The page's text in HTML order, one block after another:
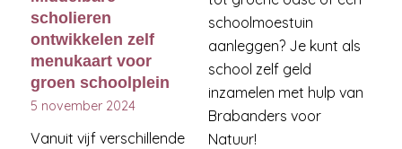
scholieren
ontwikkelen zelf
menukaart voor
groen schoolplein
5 november 2024
Vanuit vijf verschillende
schoolmoestuin
aanleggen? Je kunt als
school zelf geld
inzamelen met hulp van
Brabanders voor
Natuur!